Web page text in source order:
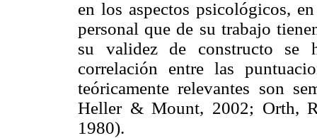
en los aspectos psicológicos,
personal que de su trabajo
su validez de constructo se
correlación entre las
teóricamente relevantes son
Heller & Mount, 2002; Orth,
1980).